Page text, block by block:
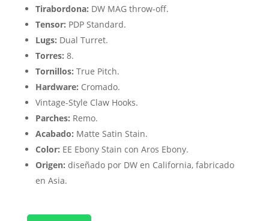
Tirabordona: DW MAG throw-off.
Tensor: PDP Standard.
Lugs: Dual Turret.
Torres: 8.
Tornillos: True Pitch.
Hardware: Cromado.
Vintage-Style Claw Hooks.
Parches: Remo.
Acabado: Matte Satin Stain.
Color: EE Ebony Stain con Aros Ebony.
Origen: diseñado por DW en California, fabricado
en Asia.